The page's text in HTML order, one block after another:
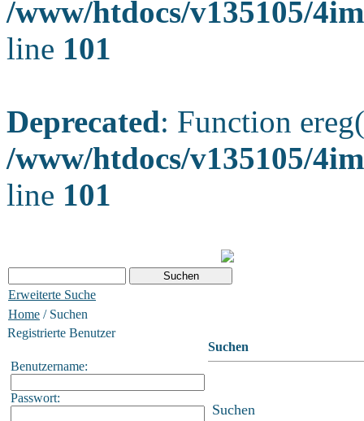
/www/htdocs/v135105/
line 101
Deprecated: Function
/www/htdocs/v135105/
line 101
Erweiterte Suche
Home / Suchen
Registrierte Benutzer
Benutzername:
Passwort:
Suchen
Suchen